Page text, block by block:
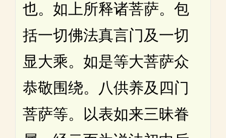
也。如上所释诸菩萨。包
括一切佛法真言门及一切
显大乘。如是等大菩萨众
恭敬围绕。八供养及四门
菩萨等。以表如来三昧眷